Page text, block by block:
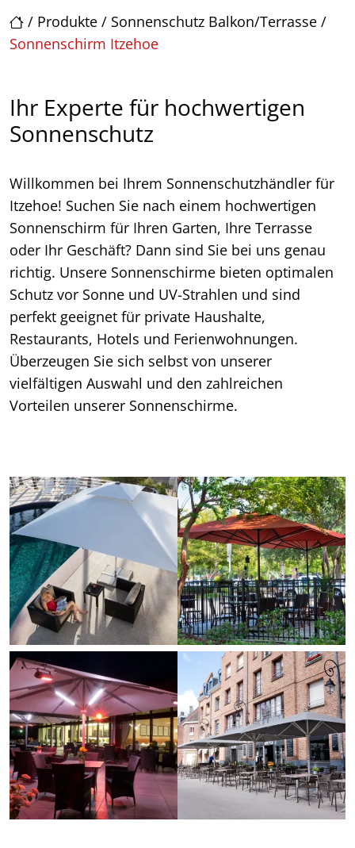
/ Produkte / Sonnenschutz Balkon/Terrasse /
Sonnenschirm Itzehoe
Ihr Experte für hochwertigen
Sonnenschutz
Willkommen bei Ihrem Sonnenschutzhändler für
Itzehoe! Suchen Sie nach einem hochwertigen
Sonnenschirm für Ihren Garten, Ihre Terrasse
oder Ihr Geschäft? Dann sind Sie bei uns genau
richtig. Unsere Sonnenschirme bieten optimalen
Schutz vor Sonne und UV-Strahlen und sind
perfekt geeignet für private Haushalte,
Restaurants, Hotels und Ferienwohnungen.
Überzeugen Sie sich selbst von unserer
vielfältigen Auswahl und den zahlreichen
Vorteilen unserer Sonnenschirme.